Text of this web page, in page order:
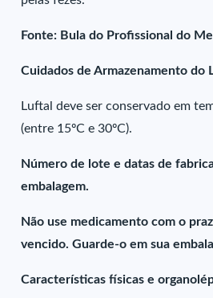
Fonte: Bula do Profissional do
Cuidados de Armazenamento do
Luftal deve ser conservado em
(entre 15ºC e 30ºC).
Número de lote e datas de
embalagem.
Não use medicamento com o
vencido. Guarde-o em sua
Características físicas e